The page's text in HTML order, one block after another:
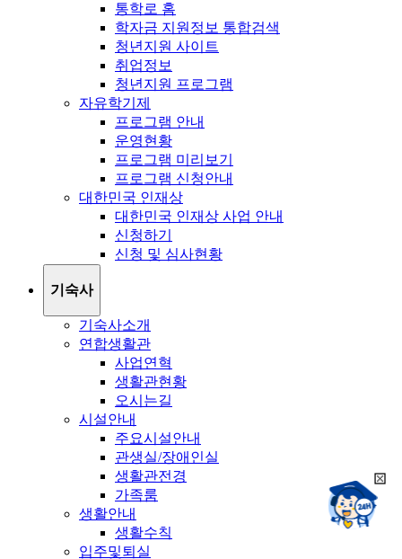
통학로 홈
학자금 지원정보 통합검색
청년지원 사이트
취업정보
청년지원 프로그램
자유학기제
프로그램 안내
운영현황
프로그램 미리보기
프로그램 신청안내
대한민국 인재상
대한민국 인재상 사업 안내
신청하기
신청 및 심사현황
기숙사
기숙사소개
연합생활관
사업연혁
생활관현황
오시는길
시설안내
주요시설안내
관생실/장애인실
생활관전경
가족룸
생활안내
생활수칙
입주및퇴실
챗봇상담:
24시
채팅상담:
9시~18시
희